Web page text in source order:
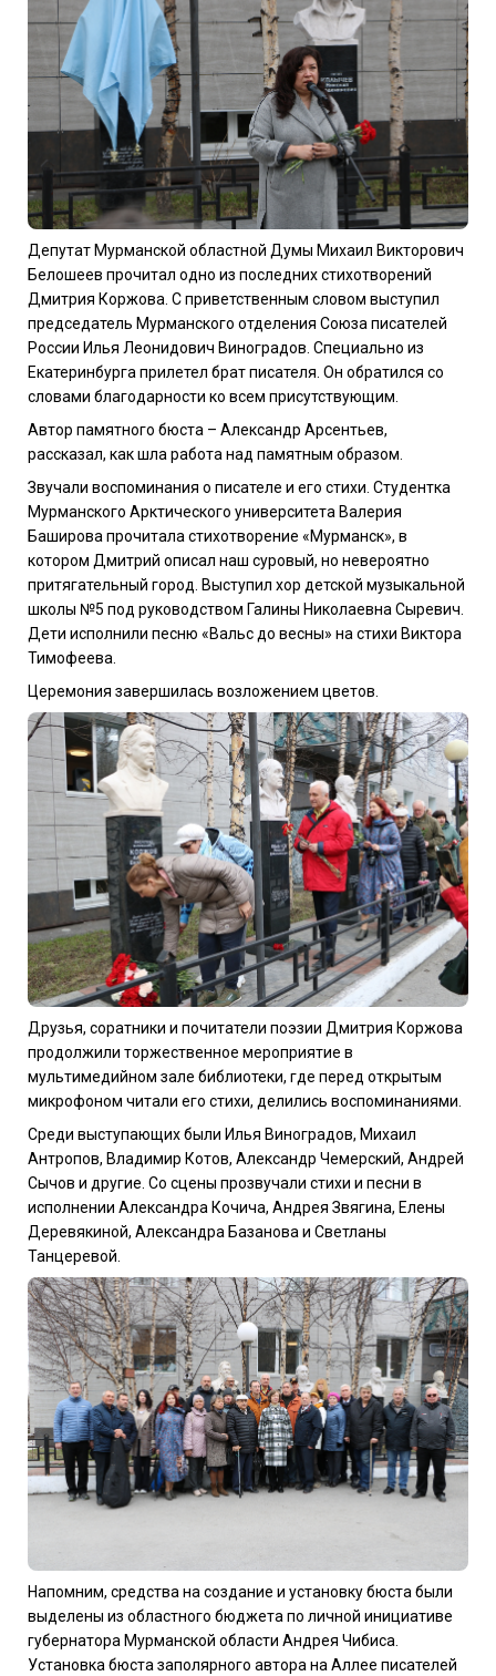
Депутат Мурманской областной Думы Михаил Викторович
Белошеев прочитал одно из последних стихотворений
Дмитрия Коржова. С приветственным словом выступил
председатель Мурманского отделения Союза писателей
России Илья Леонидович Виноградов. Специально из
Екатеринбурга прилетел брат писателя. Он обратился со
словами благодарности ко всем присутствующим.
Автор памятного бюста – Александр Арсентьев,
рассказал, как шла работа над памятным образом.
Звучали воспоминания о писателе и его стихи. Студентка
Мурманского Арктического университета Валерия
Баширова прочитала стихотворение «Мурманск», в
котором Дмитрий описал наш суровый, но невероятно
притягательный город. Выступил хор детской музыкальной
школы №5 под руководством Галины Николаевна Сыревич.
Дети исполнили песню «Вальс до весны» на стихи Виктора
Тимофеева.
Церемония завершилась возложением цветов.
Друзья, соратники и почитатели поэзии Дмитрия Коржова
продолжили торжественное мероприятие в
мультимедийном зале библиотеки, где перед открытым
микрофоном читали его стихи, делились воспоминаниями.
Среди выступающих были Илья Виноградов, Михаил
Антропов, Владимир Котов, Александр Чемерский, Андрей
Сычов и другие. Со сцены прозвучали стихи и песни в
исполнении Александра Кочича, Андрея Звягина, Елены
Деревякиной, Александра Базанова и Светланы
Танцеревой.
Напомним, средства на создание и установку бюста были
выделены из областного бюджета по личной инициативе
губернатора Мурманской области Андрея Чибиса.
Установка бюста заполярного автора на Аллее писателей